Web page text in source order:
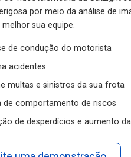
por meio da análise de
melhor sua equipe.
de condução do motorista
acidentes
multas e sinistros da sua frota
de comportamento de riscos
de desperdícios e aumento
uma demonstração